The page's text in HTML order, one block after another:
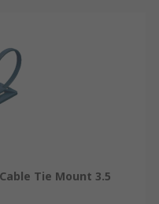
Tie Mount 3.5